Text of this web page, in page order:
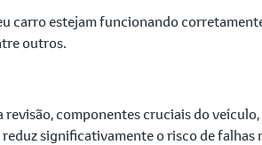
carro estejam funcionando
outros.
revisão, componentes cruciais do
significativamente o risco de falhas